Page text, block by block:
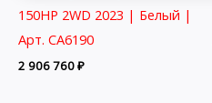
150HP 2WD 2023 | Белый |
Арт. CA6190
2 906 760₽